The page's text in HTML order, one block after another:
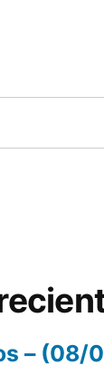
– (08/